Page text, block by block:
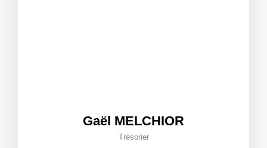
Gaël MELCHIOR
Trésorier